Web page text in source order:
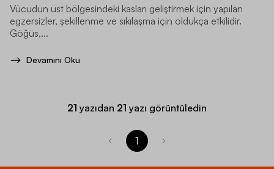
Vücudun üst bölgesindeki kasları geliştirmek için yapılan
egzersizler, şekillenme ve sıkılaşma için oldukça etkilidir.
Göğüs,...
Devamını Oku
21 yazıdan 21 yazı görüntüledin
1